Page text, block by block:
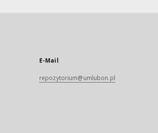
E-Mail
repozytorium@umlubon.pl